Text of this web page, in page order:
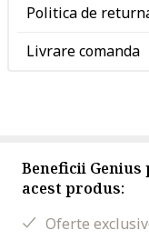
Politica de
Livrare comanda
Beneficii
acest produs:
Oferte